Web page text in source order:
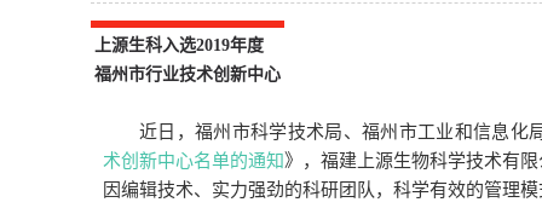
上源生科入选2019年度
福州市行业技术创新中心
近日，福州市科学技术局、福州市工业和信息化
术创新中心名单的通知》，福建上源生物科学技术有
因编辑技术、实力强劲的科研团队，科学有效的管理